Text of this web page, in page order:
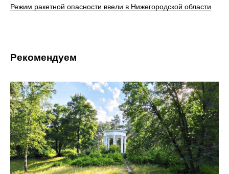
Режим ракетной опасности ввели в Нижегородской области
Рекомендуем